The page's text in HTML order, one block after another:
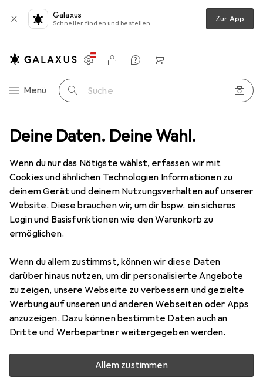
Deine Daten. Deine Wahl.
Wenn du nur das Nötigste wählst, erfassen wir mit
Cookies und ähnlichen Technologien Informationen zu
deinem Gerät und deinem Nutzungsverhalten auf unserer
Website. Diese brauchen wir, um dir bspw. ein sicheres
Login und Basisfunktionen wie den Warenkorb zu
ermöglichen.
Wenn du allem zustimmst, können wir diese Daten
darüber hinaus nutzen, um dir personalisierte Angebote
zu zeigen, unsere Webseite zu verbessern und gezielte
Werbung auf unseren und anderen Webseiten oder Apps
anzuzeigen. Dazu können bestimmte Daten auch an
Dritte und Werbepartner weitergegeben werden.
Allem zustimmen
Galaxus
Schneller finden und bestellen Zur App
Navigation nach Kategorien
Menü Suche
Einstellungen
Kundenkonto
Vergleichslisten
Merklisten
Warenkorb
Bastelhilfsmittel Unterlage Hansa Schneidematte
4 Bilder
Hansa Schneidematte
Preis in EUR inkl. MwSt.
EUR
40,23
8
Bewertungen
Zwischen Fr, 14.8. und Do, 20.8. geliefert
Mehr als 10 Stück an Lager beim Lieferanten